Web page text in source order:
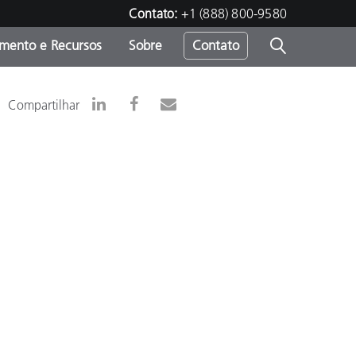
Contato: +1 (888) 800-9580
e Recursos Sobre Contato
Compartilhar